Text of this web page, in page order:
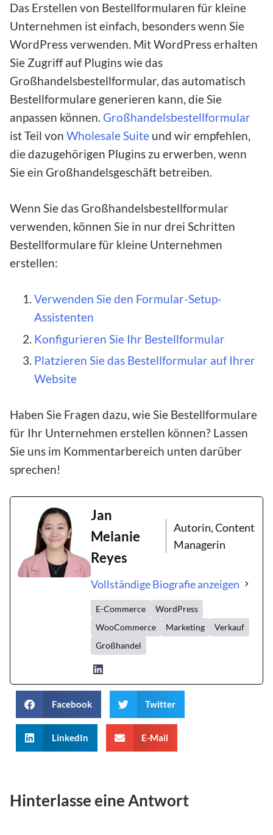
Das Erstellen von Bestellformularen für kleine
Unternehmen ist einfach, besonders wenn Sie
WordPress verwenden. Mit WordPress erhalten
Sie Zugriff auf Plugins wie das
Großhandelsbestellformular, das automatisch
Bestellformulare generieren kann, die Sie
anpassen können. Großhandelsbestellformular
ist Teil von Wholesale Suite und wir empfehlen,
die dazugehörigen Plugins zu erwerben, wenn
Sie ein Großhandelsgeschäft betreiben.
Wenn Sie das Großhandelsbestellformular
verwenden, können Sie in nur drei Schritten
Bestellformulare für kleine Unternehmen
erstellen:
Verwenden Sie den Formular-Setup-
Assistenten
Konfigurieren Sie Ihr Bestellformular
Platzieren Sie das Bestellformular auf Ihrer
Website
Haben Sie Fragen dazu, wie Sie Bestellformulare
für Ihr Unternehmen erstellen können? Lassen
Sie uns im Kommentarbereich unten darüber
sprechen!
Jan
Melanie
Reyes
Autorin, Content
Managerin
Vollständige Biografie anzeigen
E-Commerce
WordPress
WooCommerce
Marketing
Verkauf
Großhandel
Facebook Twitter
LinkedIn E-Mail
Hinterlasse eine Antwort